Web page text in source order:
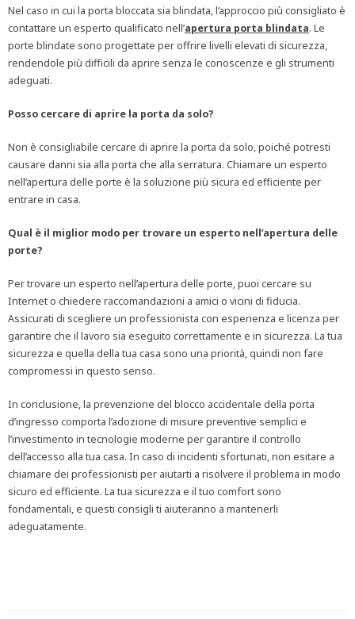
Nel caso in cui la porta bloccata sia blindata, l’approccio più consigliato è
contattare un esperto qualificato nell’apertura porta blindata. Le
porte blindate sono progettate per offrire livelli elevati di sicurezza,
rendendole più difficili da aprire senza le conoscenze e gli strumenti
adeguati.
Posso cercare di aprire la porta da solo?
Non è consigliabile cercare di aprire la porta da solo, poiché potresti
causare danni sia alla porta che alla serratura. Chiamare un esperto
nell’apertura delle porte è la soluzione più sicura ed efficiente per
entrare in casa.
Qual è il miglior modo per trovare un esperto nell’apertura delle
porte?
Per trovare un esperto nell’apertura delle porte, puoi cercare su
Internet o chiedere raccomandazioni a amici o vicini di fiducia.
Assicurati di scegliere un professionista con esperienza e licenza per
garantire che il lavoro sia eseguito correttamente e in sicurezza. La tua
sicurezza e quella della tua casa sono una priorità, quindi non fare
compromessi in questo senso.
In conclusione, la prevenzione del blocco accidentale della porta
d’ingresso comporta l’adozione di misure preventive semplici e
l’investimento in tecnologie moderne per garantire il controllo
dell’accesso alla tua casa. In caso di incidenti sfortunati, non esitare a
chiamare dei professionisti per aiutarti a risolvere il problema in modo
sicuro ed efficiente. La tua sicurezza e il tuo comfort sono
fondamentali, e questi consigli ti aiuteranno a mantenerli
adeguatamente.